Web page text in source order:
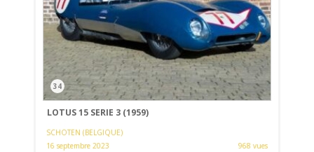
34
LOTUS 15 SERIE 3 (1959)
SCHOTEN (BELGIQUE)
16 septembre 2023
968 vues